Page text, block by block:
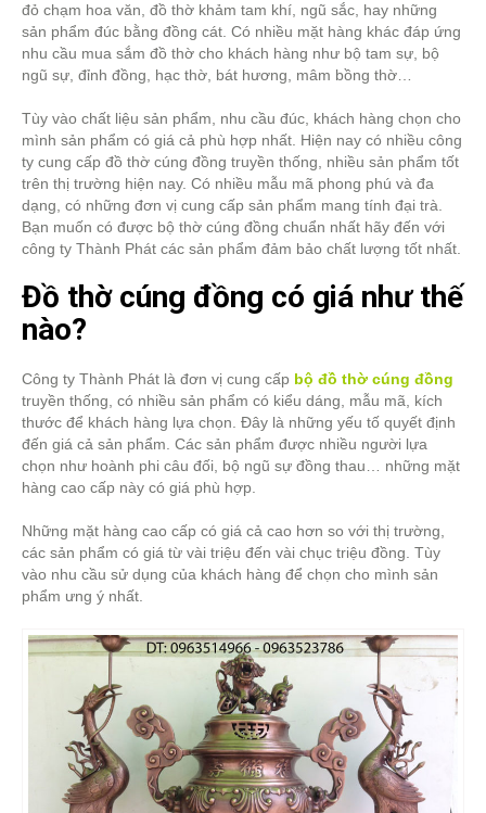
đỏ chạm hoa văn, đồ thờ khảm tam khí, ngũ sắc, hay những
sản phẩm đúc bằng đồng cát. Có nhiều mặt hàng khác đáp ứng
nhu cầu mua sắm đồ thờ cho khách hàng như bộ tam sự, bộ
ngũ sự, đỉnh đồng, hạc thờ, bát hương, mâm bồng thờ…
Tùy vào chất liệu sản phẩm, nhu cầu đúc, khách hàng chọn cho
mình sản phẩm có giá cả phù hợp nhất. Hiện nay có nhiều công
ty cung cấp đồ thờ cúng đồng truyền thống, nhiều sản phẩm tốt
trên thị trường hiện nay. Có nhiều mẫu mã phong phú và đa
dạng, có những đơn vị cung cấp sản phẩm mang tính đại trà.
Bạn muốn có được bộ thờ cúng đồng chuẩn nhất hãy đến với
công ty Thành Phát các sản phẩm đảm bảo chất lượng tốt nhất.
Đồ thờ cúng đồng có giá như thế
nào?
Công ty Thành Phát là đơn vị cung cấp bộ đồ thờ cúng đồng
truyền thống, có nhiều sản phẩm có kiểu dáng, mẫu mã, kích
thước để khách hàng lựa chọn. Đây là những yếu tố quyết định
đến giá cả sản phẩm. Các sản phẩm được nhiều người lựa
chọn như hoành phi câu đối, bộ ngũ sự đồng thau… những mặt
hàng cao cấp này có giá phù hợp.
Những mặt hàng cao cấp có giá cả cao hơn so với thị trường,
các sản phẩm có giá từ vài triệu đến vài chục triệu đồng. Tùy
vào nhu cầu sử dụng của khách hàng để chọn cho mình sản
phẩm ưng ý nhất.